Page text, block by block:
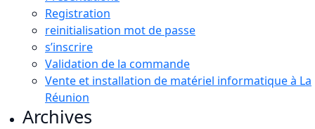
Registration
reinitialisation mot de passe
s’inscrire
Validation de la commande
Vente et installation de matériel informatique à La
Réunion
Archives